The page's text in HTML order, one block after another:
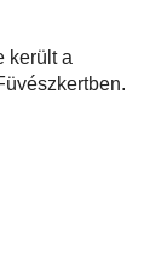
került a